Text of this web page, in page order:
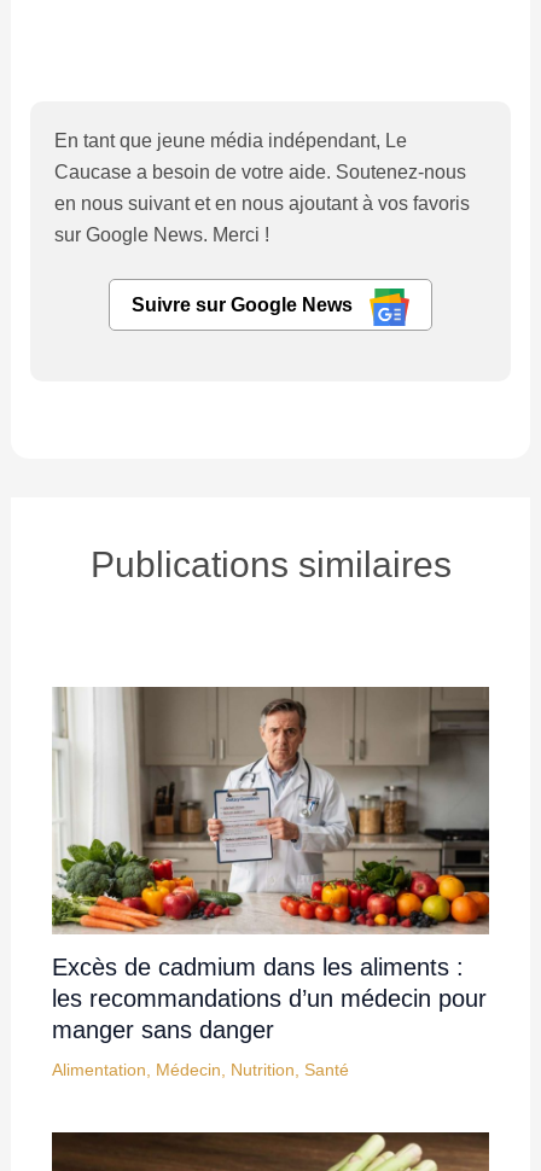
En tant que jeune média indépendant, Le
Caucase a besoin de votre aide. Soutenez-nous
en nous suivant et en nous ajoutant à vos favoris
sur Google News. Merci !
Suivre sur Google News
Publications similaires
Excès de cadmium dans les aliments :
les recommandations d’un médecin pour
manger sans danger
Alimentation, Médecin, Nutrition, Santé